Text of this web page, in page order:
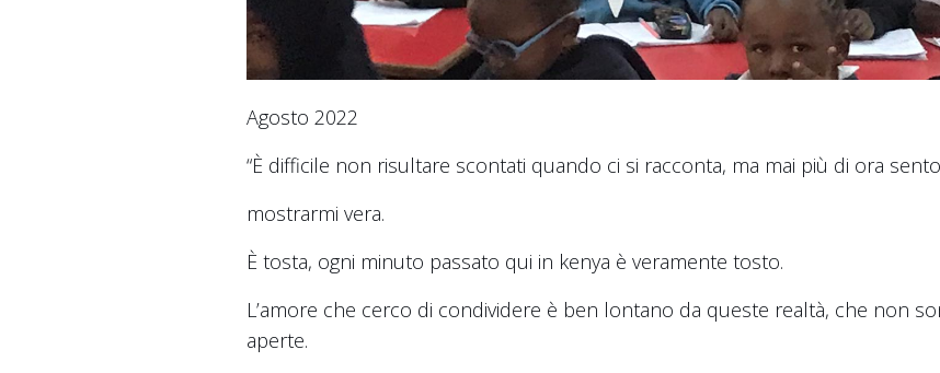
Agosto 2022
“È difficile non risultare scontati quando ci si racconta, ma mai più di ora
mostrarmi vera.
È tosta, ogni minuto passato qui in kenya è veramente tosto.
L’amore che cerco di condividere è ben lontano da queste realtà, che non
aperte.